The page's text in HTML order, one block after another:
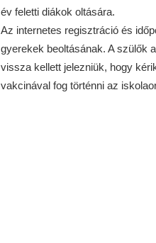
év feletti diákok oltására.
Az internetes regisztráció és
gyerekek beoltásának. A szülők
vissza kellett jelezniük, hogy
vakcinával fog történni az